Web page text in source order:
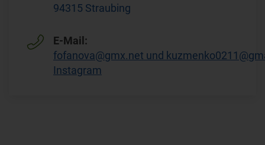
94315 Straubing
E-Mail:
fofanova@gmx.net und
Instagram